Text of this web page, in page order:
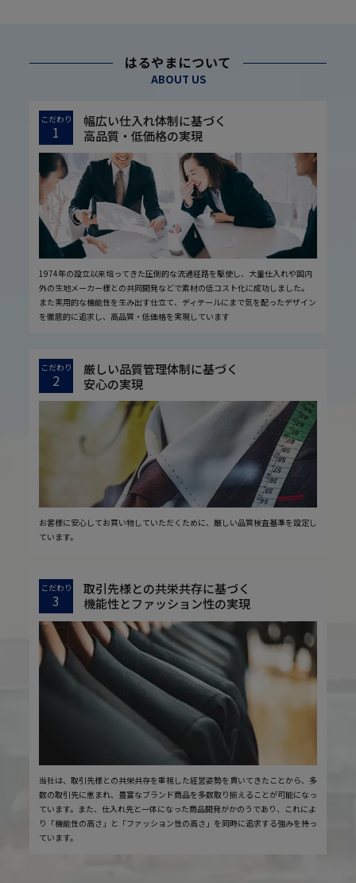
はるやまについて
ABOUT US
こだわり
1
幅広い仕入れ体制に基づく
高品質・低価格の実現
1974年の設立以来培ってきた圧倒的な流通経路を駆使し、大量仕入れや国内
外の生地メーカー様との共同開発などで素材の低コスト化に成功しました。
また実用的な機能性を生み出す仕立て、ディテールにまで気を配ったデザイン
を徹底的に追求し、高品質・低価格を実現しています
こだわり
2
厳しい品質管理体制に基づく
安心の実現
お客様に安心してお買い物していただくために、厳しい品質検査基準を設定し
ています。
こだわり
3
取引先様との共栄共存に基づく
機能性とファッション性の実現
当社は、取引先様との共栄共存を重視した経営姿勢を貫いてきたことから、多
数の取引先に恵まれ、豊富なブランド商品を多数取り揃えることが可能になっ
ています。また、仕入れ先と一体になった商品開発がかのうであり、これによ
り「機能性の高さ」と「ファッション性の高さ」を同時に追求する強みを持っ
ています。